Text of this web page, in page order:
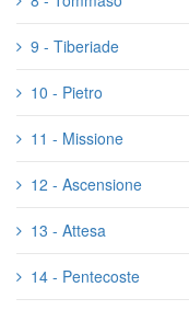
9 - Tiberiade
10 - Pietro
11 - Missione
12 - Ascensione
13 - Attesa
14 - Pentecoste